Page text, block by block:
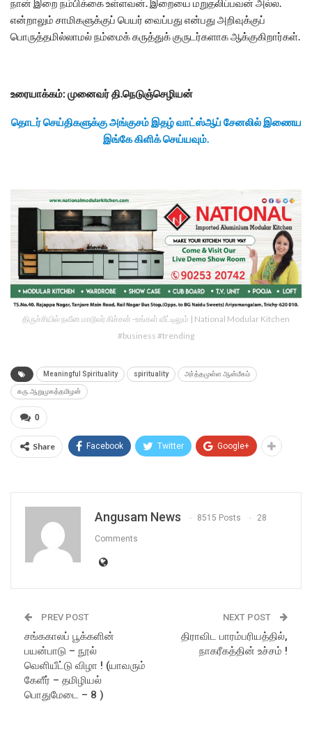
நான் இறை நம்பிக்கை உள்ளவன். இறையை மறுதலிப்பவன் அல்ல.
என்றாலும் சாமிகளுக்குப் பெயர் வைப்பது என்பது அறிவுக்குப்
பொருத்தமில்லாமல் நம்மைக் கருத்துக் குருடர்களாக ஆக்குகிறார்கள்.
உரையாக்கம்: முனைவர் தி.நெடுஞ்செழியன்
தொடர் செய்திகளுக்கு அங்குசம் இதழ் வாட்ஸ்ஆப் சேனலில் இணைய
இங்கே கிளிக் செய்யவும்.
திருச்சியில் நவீன மாடூலர் கிச்சன் -உங்கள் வீட்டிலும் | National Modular Kitchen
#business #trending
Meaningful Spirituality spirituality அா்த்தமுள்ள ஆன்மீகம்
கரு.ஆறுமுகத்தமிழன்
0
Share Facebook Twitter Google+
Angusam News 8515 Posts 28
Comments
PREV POST
சங்ககாலப் பூக்களின்
பயன்பாடு – நூல்
வெளியீட்டு விழா ! (யாவரும்
கேளீர் – தமிழியல்
பொதுமேடை – 8 )
NEXT POST
திராவிட பாரம்பரியத்தில்,
நாகரீகத்தின் உச்சம் !